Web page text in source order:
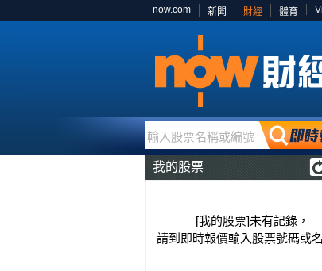
now.com 新聞 財經 體育
輸入股票名稱或編號
我的股票
[我的股票]未有記錄，
請到即時報價輸入股票號碼或